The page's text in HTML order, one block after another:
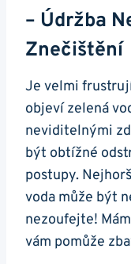
– Údržba
Znečištění
Je velmi
objeví zelená
neviditelnými
být obtížné
postupy.
voda může být
nezoufejte!
vám pomůže